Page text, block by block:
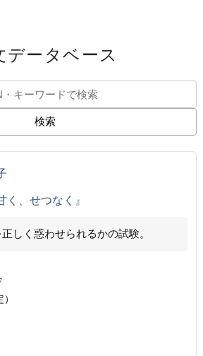
データベース
検索
く、せつなく』
しく惑わせられるかの試験。